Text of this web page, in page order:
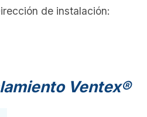
de instalación:
Ventex®